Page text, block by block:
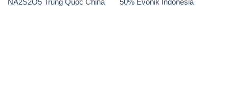
NA2S2O5 Trung Quốc China
50% Evonik Indonesia